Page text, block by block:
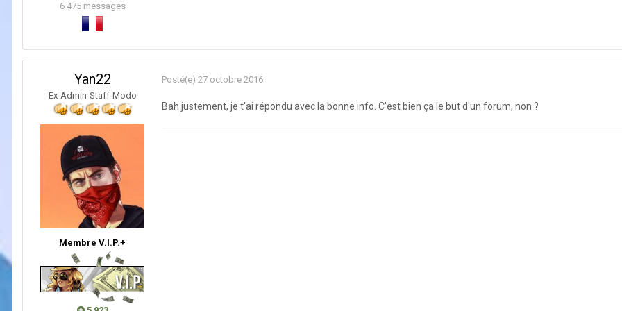
6 475 messages
Yan22
Ex-Admin-Staff-Modo
Membre V.I.P.+
Posté(e) 27 octobre 2016
Bah justement, je t'ai répondu avec la bonne info. C'est bien ça le but d'un forum, non ?